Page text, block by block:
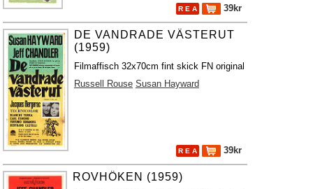
R E A 39kr
DE VANDRADE VÄSTERUT
(1959)
Filmaffisch 32x70cm fint skick FN original
Russell Rouse Susan Hayward
R E A 39kr
ROVHÖKEN (1959)